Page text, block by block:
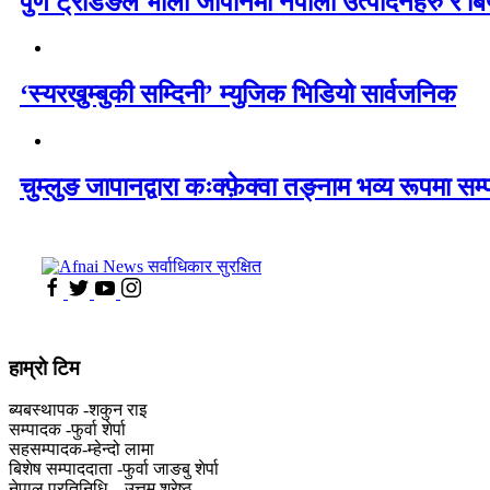
‘स्यरखुम्बुकी सम्दिनी’ म्युजिक भिडियो सार्वजनिक
चुम्लुङ जापानद्वारा कःक्फ़ेक्वा तङ्नाम भव्य रूपमा
हाम्राे टिम
ब्यबस्थापक -शकुन राइ
सम्पादक -फुर्वा शेर्पा
सहसम्पादक-म्हेन्दो लामा
‍बिशेष सम्पाददाता -फुर्वा जा‌ङबु शेर्पा